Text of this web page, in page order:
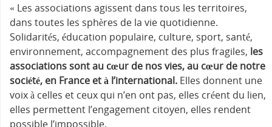
« Les associations agissent dans tous les territoires,
dans toutes les sphères de la vie quotidienne.
Solidarités, éducation populaire, culture, sport, santé,
environnement, accompagnement des plus fragiles, les
associations sont au cœur de nos vies, au cœur de notre
société, en France et à l’international. Elles donnent une
voix à celles et ceux qui n’en ont pas, elles créent du lien,
elles permettent l’engagement citoyen, elles rendent
possible l’impossible.